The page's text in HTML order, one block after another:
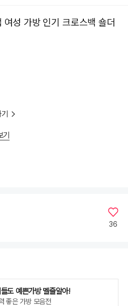
성 가방 인기 크로스백 숄더
기
36
도 예쁜가방 멜줄알아!
좋은 가방 모음전